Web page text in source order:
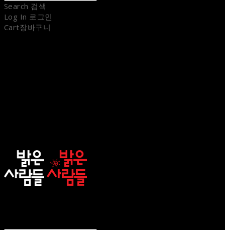
Search 검색
Log In 로그인
Cart장바구니